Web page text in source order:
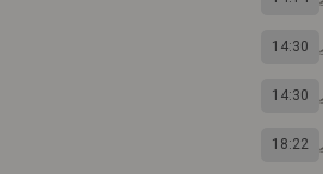
14:30
14:30
18:22